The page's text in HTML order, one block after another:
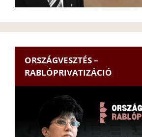
ORSZÁGVESZTÉS –
RABLÓPRIVATIZÁCIÓ